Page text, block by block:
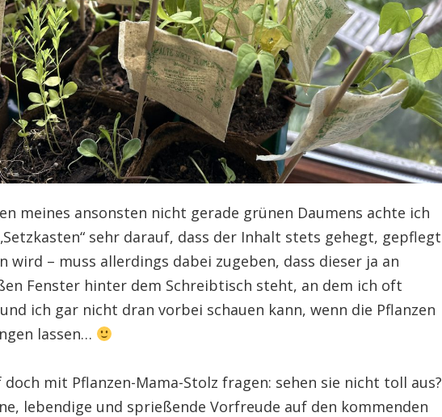
meines ansonsten nicht gerade grünen Daumens achte ich
sehr darauf, dass der Inhalt stets gehegt, gepflegt
wird – muss allerdings dabei zugeben, dass dieser ja an
Fenster hinter dem Schreibtisch steht, an dem ich oft
ich gar nicht dran vorbei schauen kann, wenn die Pflanzen
lassen…
mit Pflanzen-Mama-Stolz fragen: sehen sie nicht toll aus?
lebendige und sprießende Vorfreude auf den kommenden